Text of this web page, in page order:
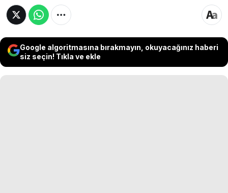
Google algoritmasına bırakmayın, okuyacağınız haberi
siz seçin! Tıkla ve ekle